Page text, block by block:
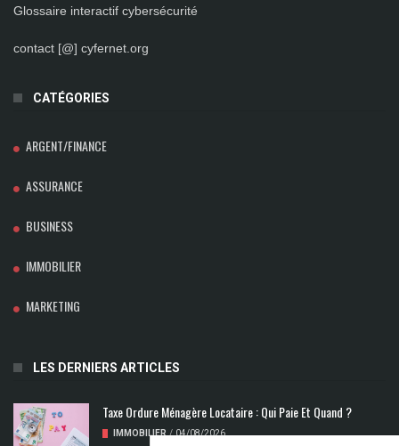
Glossaire interactif cybersécurité
contact [@] cyfernet.org
CATÉGORIES
ARGENT/FINANCE
ASSURANCE
BUSINESS
IMMOBILIER
MARKETING
LES DERNIERS ARTICLES
Taxe Ordure Ménagère Locataire : Qui Paie Et Quand ?
IMMOBILIER / 04/08/2026